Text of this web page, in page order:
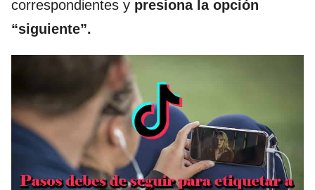
correspondientes y presiona la opción
“siguiente”.